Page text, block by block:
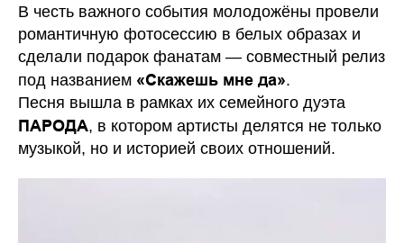
В честь важного события молодожёны провели
романтичную фотосессию в белых образах и
сделали подарок фанатам — совместный релиз
под названием «Скажешь мне да».
Песня вышла в рамках их семейного дуэта
ПАРОДА, в котором артисты делятся не только
музыкой, но и историей своих отношений.